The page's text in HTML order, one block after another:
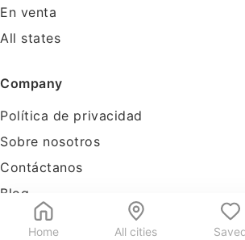
Home All cities
En venta
All states
Company
Política de privacidad
Sobre nosotros
Contáctanos
Blog
Tools